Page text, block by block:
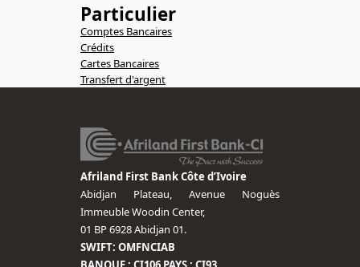
Particulier
Comptes Bancaires
Crédits
Cartes Bancaires
Transfert d'argent
Afriland First Bank Côte d’Ivoire
Abidjan Plateau, Avenue Noguès
Immeuble Woodin Center,
01 BP 6928 Abidjan 01.
SWIFT: OMFNCIAB